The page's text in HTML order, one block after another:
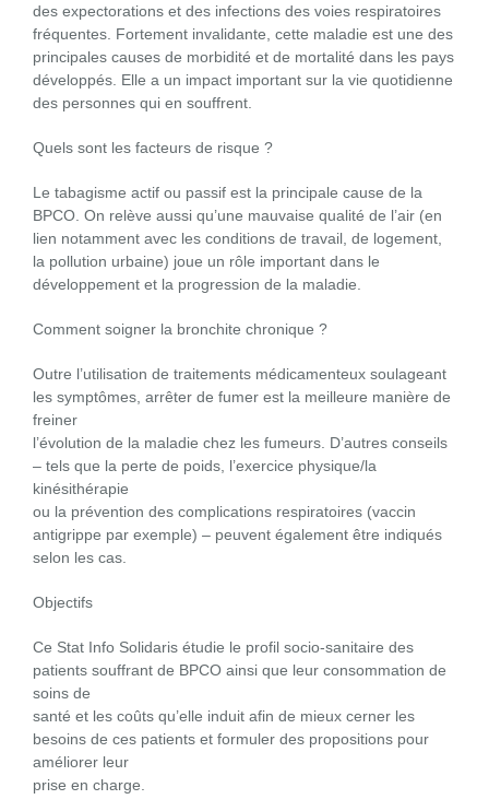
des expectorations et des infections des voies respiratoires
fréquentes. Fortement invalidante, cette maladie est une des
principales causes de morbidité et de mortalité dans les pays
développés. Elle a un impact important sur la vie quotidienne
des personnes qui en souffrent.
Quels sont les facteurs de risque ?
Le tabagisme actif ou passif est la principale cause de la
BPCO. On relève aussi qu’une mauvaise qualité de l’air (en
lien notamment avec les conditions de travail, de logement,
la pollution urbaine) joue un rôle important dans le
développement et la progression de la maladie.
Comment soigner la bronchite chronique ?
Outre l’utilisation de traitements médicamenteux soulageant
les symptômes, arrêter de fumer est la meilleure manière de
freiner
l’évolution de la maladie chez les fumeurs. D’autres conseils
– tels que la perte de poids, l’exercice physique/la
kinésithérapie
ou la prévention des complications respiratoires (vaccin
antigrippe par exemple) – peuvent également être indiqués
selon les cas.
Objectifs
Ce Stat Info Solidaris étudie le profil socio-sanitaire des
patients souffrant de BPCO ainsi que leur consommation de
soins de
santé et les coûts qu’elle induit afin de mieux cerner les
besoins de ces patients et formuler des propositions pour
améliorer leur
prise en charge.